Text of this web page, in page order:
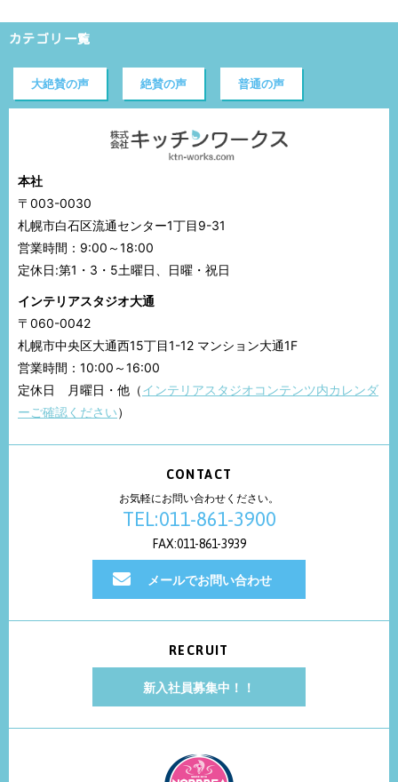
カテゴリ一覧
大絶賛の声 絶賛の声 普通の声
本社
〒003-0030
札幌市白石区流通センター1丁目9-31
営業時間：9:00～18:00
定休日:第1・3・5土曜日、日曜・祝日
インテリアスタジオ大通
〒060-0042
札幌市中央区大通西15丁目1-12 マンション大通1F
営業時間：10:00～16:00
定休日 月曜日・他（インテリアスタジオコンテンツ内カレンダ
ーご確認ください）
CONTACT
お気軽にお問い合わせください。
TEL:011-861-3900
FAX:011-861-3939
メールでお問い合わせ
RECRUIT
新入社員募集中！！